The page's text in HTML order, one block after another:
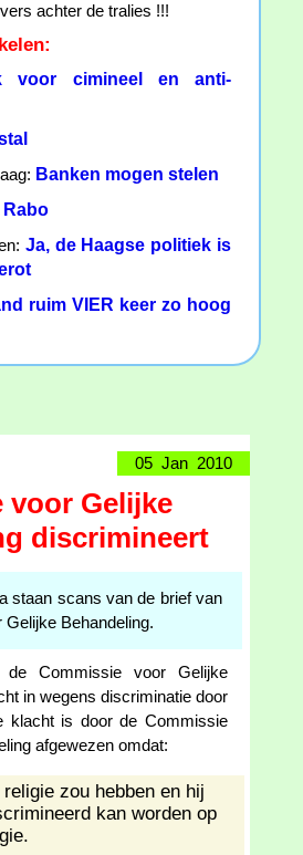
achter de tralies !!!
voor cimineel en anti-
Banken mogen stelen
Ja, de Haagse politiek is
ruim VIER keer zo hoog
05 Jan 2010
voor Gelijke
discrimineert
staan scans van de brief van
Behandeling.
de Commissie voor Gelijke
in wegens discriminatie door
klacht is door de Commissie
afgewezen omdat:
religie zou hebben en hij
kan worden op